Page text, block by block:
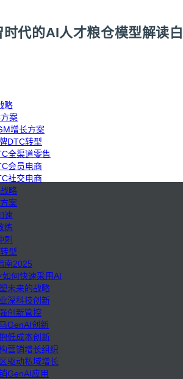
略
案
增长方案
DTC转型
全渠道零售
会员电商
社交电商
略
案
速
练
刺
型
南2025
如何快速采用AI
未来的战略
深科技创新
创新管控
马GenAI创新
低成本创新
营销增长组织
驱动私域增长
GenAI应用
代的AI人才粮仓模型解读白